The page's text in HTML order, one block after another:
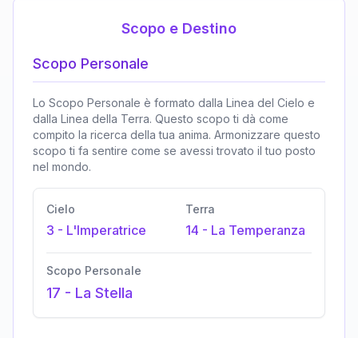
Scopo e Destino
Scopo Personale
Lo Scopo Personale è formato dalla Linea del Cielo e
dalla Linea della Terra. Questo scopo ti dà come
compito la ricerca della tua anima. Armonizzare questo
scopo ti fa sentire come se avessi trovato il tuo posto
nel mondo.
Cielo
3 - L'Imperatrice
Terra
14 - La Temperanza
Scopo Personale
17 - La Stella